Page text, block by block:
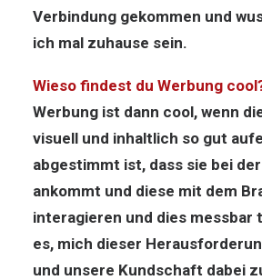
Verbindung gekommen und
ich mal zuhause sein.
Wieso findest du Werbung
Werbung ist dann cool, wenn
visuell und inhaltlich so gut
abgestimmt ist, dass sie bei
ankommt und diese mit dem
interagieren und dies messbar
es, mich dieser
und unsere Kundschaft dabei